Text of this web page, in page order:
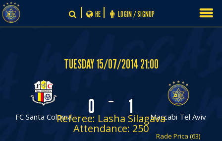
Skip
to
content
LOGIN / SIGNUP
HE
TUESDAY 15/07/2014 21:00
Maccabi Tel Aviv
1
FC Santa Coloma 0 -
Rade Prica (63)
Referee: Lasha Silagava
Attendance: 250